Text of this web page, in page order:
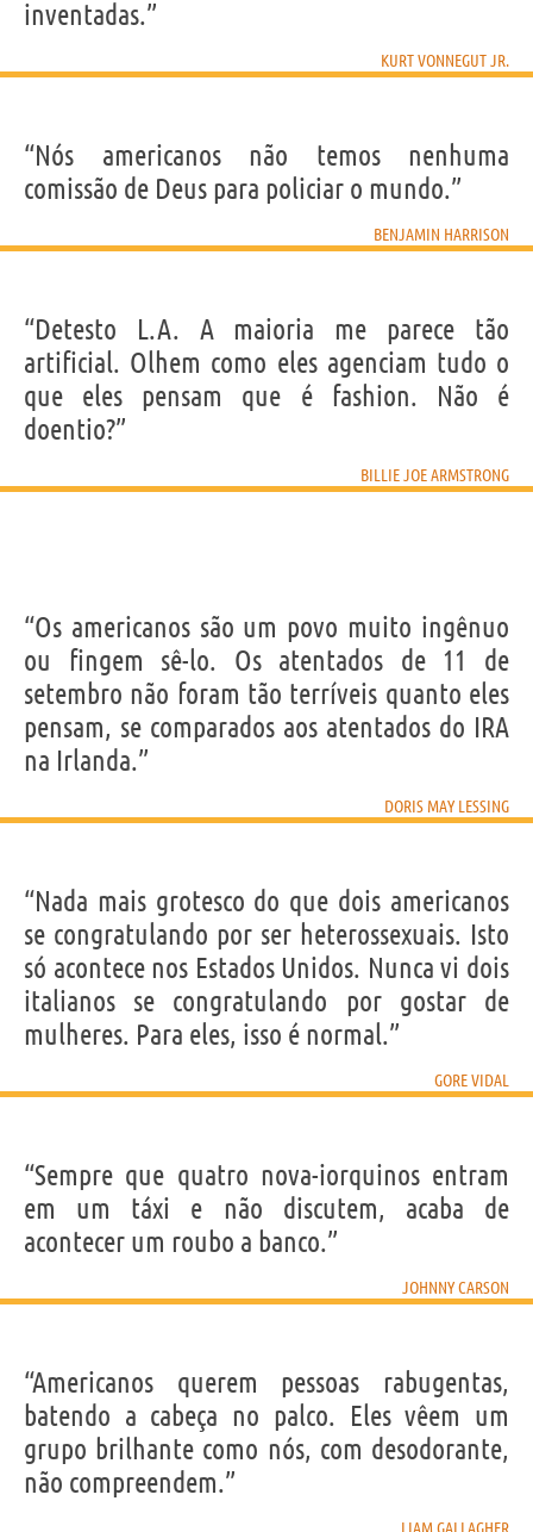
inventadas.”
KURT VONNEGUT JR.
“Nós americanos não temos nenhuma
comissão de Deus para policiar o mundo.”
BENJAMIN HARRISON
“Detesto L.A. A maioria me parece tão
artificial. Olhem como eles agenciam tudo o
que eles pensam que é fashion. Não é
doentio?”
BILLIE JOE ARMSTRONG
“Os americanos são um povo muito ingênuo
ou fingem sê-lo. Os atentados de 11 de
setembro não foram tão terríveis quanto eles
pensam, se comparados aos atentados do IRA
na Irlanda.”
DORIS MAY LESSING
“Nada mais grotesco do que dois americanos
se congratulando por ser heterossexuais. Isto
só acontece nos Estados Unidos. Nunca vi dois
italianos se congratulando por gostar de
mulheres. Para eles, isso é normal.”
GORE VIDAL
“Sempre que quatro nova-iorquinos entram
em um táxi e não discutem, acaba de
acontecer um roubo a banco.”
JOHNNY CARSON
“Americanos querem pessoas rabugentas,
batendo a cabeça no palco. Eles vêem um
grupo brilhante como nós, com desodorante,
não compreendem.”
LIAM GALLAGHER